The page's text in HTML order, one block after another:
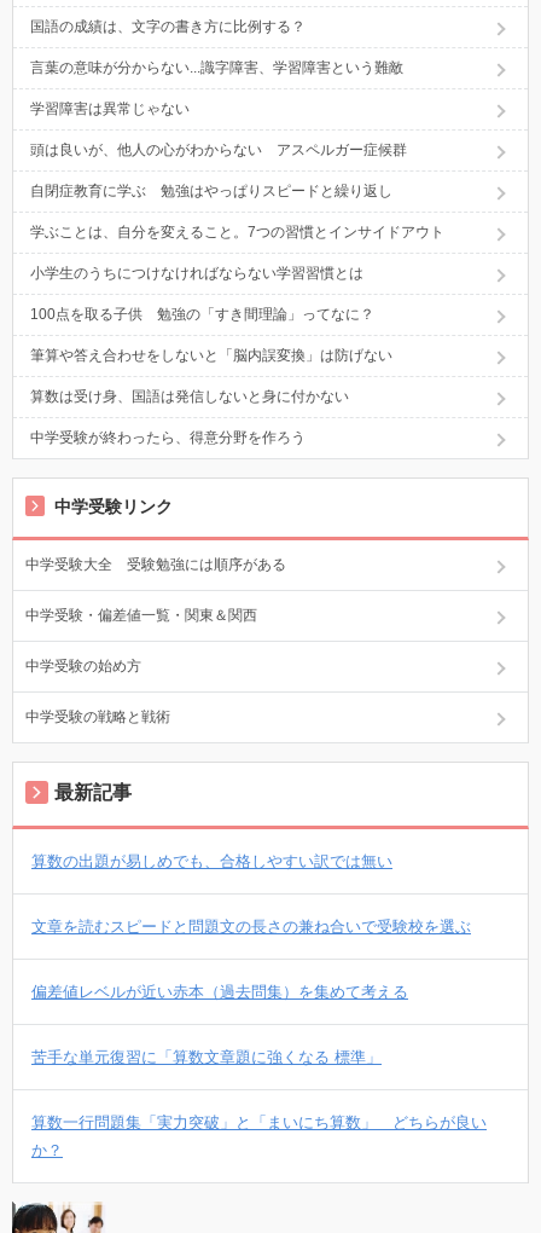
国語の成績は、文字の書き方に比例する？
言葉の意味が分からない...識字障害、学習障害という難敵
学習障害は異常じゃない
頭は良いが、他人の心がわからない アスペルガー症候群
自閉症教育に学ぶ 勉強はやっぱりスピードと繰り返し
学ぶことは、自分を変えること。7つの習慣とインサイドアウト
小学生のうちにつけなければならない学習習慣とは
100点を取る子供 勉強の「すき間理論」ってなに？
筆算や答え合わせをしないと「脳内誤変換」は防げない
算数は受け身、国語は発信しないと身に付かない
中学受験が終わったら、得意分野を作ろう
中学受験リンク
中学受験大全 受験勉強には順序がある
中学受験・偏差値一覧・関東＆関西
中学受験の始め方
中学受験の戦略と戦術
最新記事
算数の出題が易しめでも、合格しやすい訳では無い
文章を読むスピードと問題文の長さの兼ね合いで受験校を選ぶ
偏差値レベルが近い赤本（過去問集）を集めて考える
苦手な単元復習に「算数文章題に強くなる 標準」
算数一行問題集「実力突破」と「まいにち算数」 どちらが良い
か？